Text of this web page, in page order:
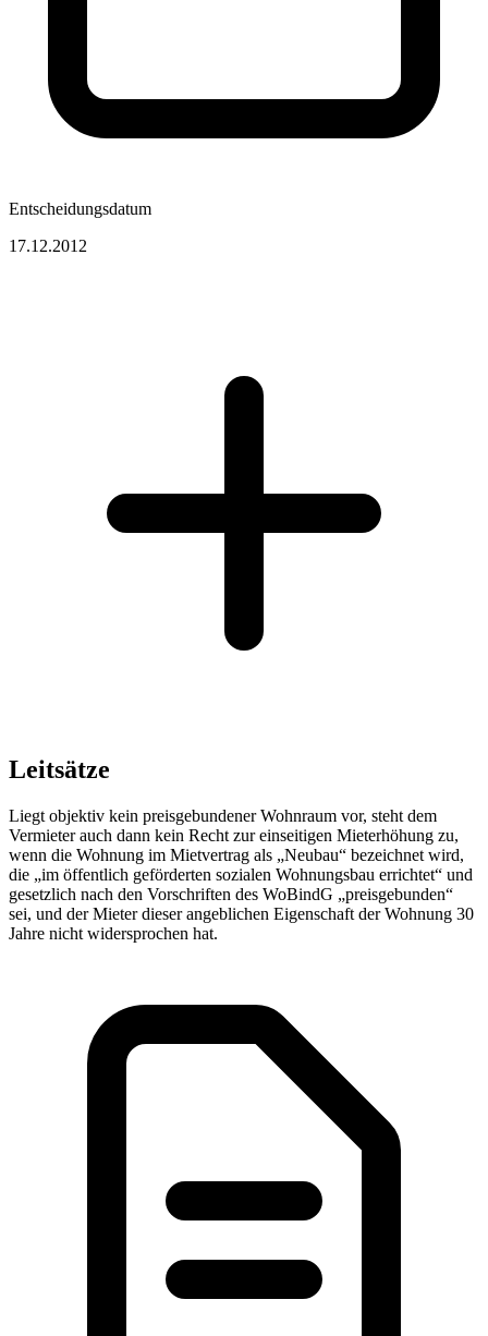
Entscheidungsdatum
17.12.2012
Leitsätze
Liegt objektiv kein preisgebundener Wohnraum vor, steht dem
Vermieter auch dann kein Recht zur einseitigen Mieterhöhung zu,
wenn die Wohnung im Mietvertrag als „Neubau“ bezeichnet wird,
die „im öffentlich geförderten sozialen Wohnungsbau errichtet“ und
gesetzlich nach den Vorschriften des WoBindG „preisgebunden“
sei, und der Mieter dieser angeblichen Eigenschaft der Wohnung 30
Jahre nicht widersprochen hat.